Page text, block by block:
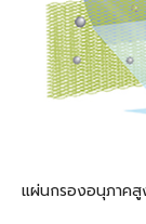
แผ่นกรองอนุภาคสู